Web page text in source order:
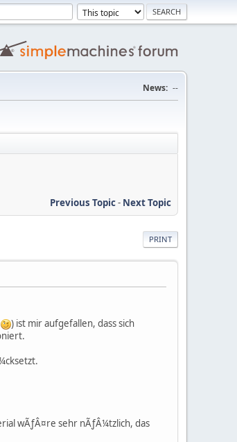
News: --
Previous Topic- Next Topic
PRINT
) ist mir aufgefallen, dass sich
wÃƒÂ¤re sehr nÃƒÂ¼tzlich, das